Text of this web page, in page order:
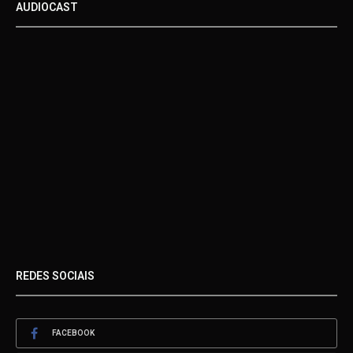
AUDIOCAST
REDES SOCIAIS
FACEBOOK